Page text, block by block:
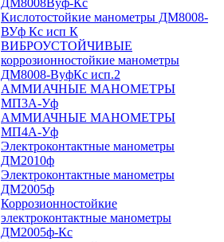
ДМ8008Вуф-Кс
Кислотостойкие манометры ДМ8008-
ВУф Кс исп К
ВИБРОУСТОЙЧИВЫЕ
коррозионностойкие манометры
ДМ8008-ВуфКс исп.2
АММИАЧНЫЕ МАНОМЕТРЫ
МП3А-Уф
АММИАЧНЫЕ МАНОМЕТРЫ
МП4А-Уф
Электроконтактные манометры
ДМ2010ф
Электроконтактные манометры
ДМ2005ф
Коррозионностойкие
электроконтактные манометры
ДМ2005ф-Кс